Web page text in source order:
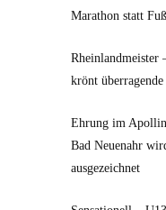
Marathon statt
Rheinlandmeister
krönt überragende
Ehrung im
Bad Neuenahr
ausgezeichnet